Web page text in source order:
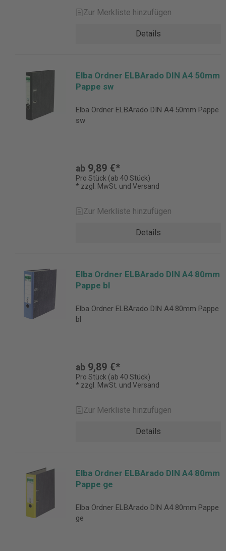
Zur Merkliste hinzufügen
Details
Elba Ordner ELBArado DIN A4 50mm
Pappe sw
Elba Ordner ELBArado DIN A4 50mm Pappe
sw
ab 9,89 €*
Pro Stück (ab 40 Stück)
* zzgl. MwSt. und Versand
Zur Merkliste hinzufügen
Details
Elba Ordner ELBArado DIN A4 80mm
Pappe bl
Elba Ordner ELBArado DIN A4 80mm Pappe
bl
ab 9,89 €*
Pro Stück (ab 40 Stück)
* zzgl. MwSt. und Versand
Zur Merkliste hinzufügen
Details
Elba Ordner ELBArado DIN A4 80mm
Pappe ge
Elba Ordner ELBArado DIN A4 80mm Pappe
ge